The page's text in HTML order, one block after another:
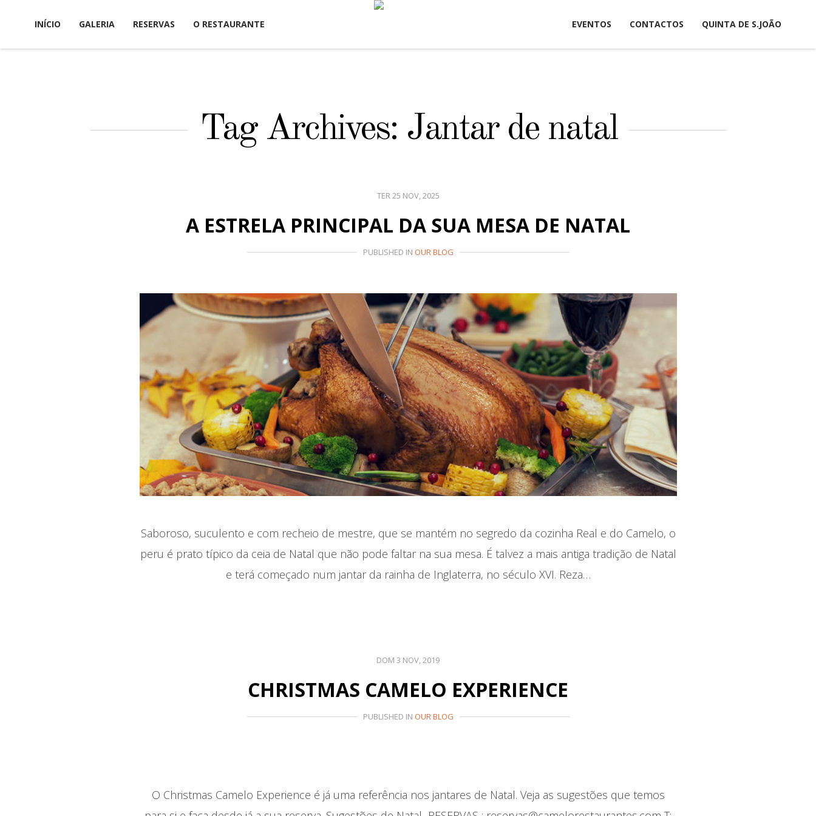
to
INÍCIO GALERIA RESERVAS O RESTAURANTE EVENTOS CONTACTOS QUINTA DE S.JOÃO
Tag Archives: Jantar de natal
TER 25 NOV, 2025
A ESTRELA PRINCIPAL DA SUA MESA DE NATAL
PUBLISHED IN OUR BLOG
Saboroso, suculento e com recheio de mestre, que se mantém no segredo da cozinha Real e do Camelo, o
peru é prato típico da ceia de Natal que não pode faltar na sua mesa. É talvez a mais antiga tradição de Natal
e terá começado num jantar da rainha de Inglaterra, no século XVI. Reza…
DOM 3 NOV, 2019
CHRISTMAS CAMELO EXPERIENCE
PUBLISHED IN OUR BLOG
O Christmas Camelo Experience é já uma referência nos jantares de Natal. Veja as sugestões que temos